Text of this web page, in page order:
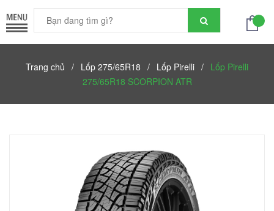
Trang chủ / Lốp 275/65R18 / Lốp Pirelli / Lốp Pirelli
275/65R18 SCORPION ATR